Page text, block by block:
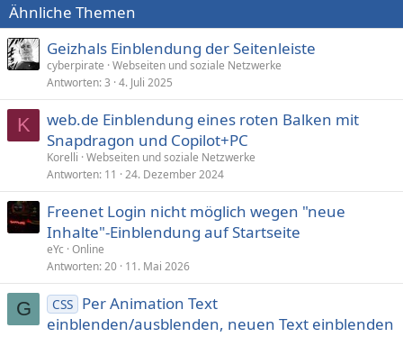
Ähnliche Themen
Geizhals Einblendung der Seitenleiste
cyberpirate Webseiten und soziale Netzwerke
Antworten 3 4. Juli 2025
K
web.de Einblendung eines roten Balken mit
Snapdragon und Copilot+PC
Korelli Webseiten und soziale Netzwerke
Antworten 11 24. Dezember 2024
Freenet Login nicht möglich wegen "neue
Inhalte"-Einblendung auf Startseite
eYc Online
Antworten 20 11. Mai 2026
G CSS Per Animation Text
einblenden/ausblenden, neuen Text einblenden